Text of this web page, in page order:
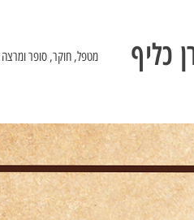
מטפל, חוקר, סופר ומרצה כליף